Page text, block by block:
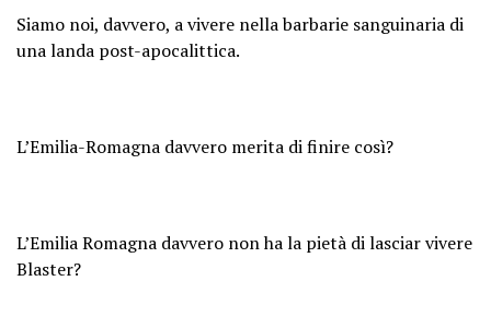
Siamo noi, davvero, a vivere nella barbarie sanguinaria di
una landa post-apocalittica.
L’Emilia-Romagna davvero merita di finire così?
L’Emilia Romagna davvero non ha la pietà di lasciar vivere
Blaster?